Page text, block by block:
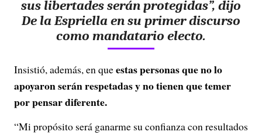
sus libertades serán protegidas”, dijo
De la Espriella en su primer discurso
como mandatario electo.
Insistió, además, en queestas personas que no lo
apoyaron serán respetadas y no tienen que temer
por pensar diferente.
“Mi propósito será ganarme su confianza con resultados